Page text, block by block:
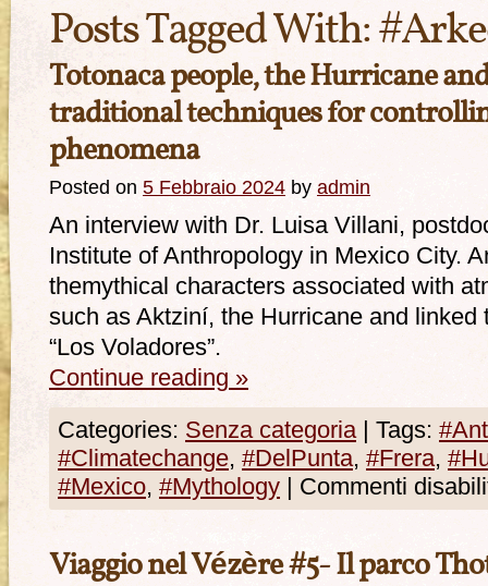
Posts Tagged With:
Totonaca people, the Hurricane
traditional techniques for
phenomena
Posted on 5 Febbraio 2024 by admin
An interview with Dr. Luisa Villani,
Institute of Anthropology in Mexico City.
themythical characters associated with
such as Aktziní, the Hurricane and linked
“Los Voladores”.
Continue reading »
Categories: Senza categoria Tags:
#Climatechange, #DelPunta, #Frera,
#Mexico, #Mythology Commenti
Viaggio nel Vézère #5- Il parco